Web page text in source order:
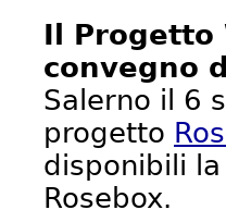
Il Progetto
convegno
Salerno il 6
progetto
disponibili la
Rosebox.